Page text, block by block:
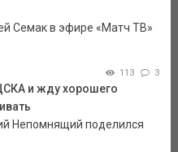
Семак в эфире «Матч ТВ»
113 3
и жду хорошего
Непомнящий поделился